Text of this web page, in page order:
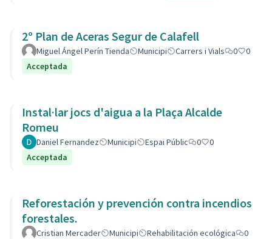
2º Plan de Aceras Segur de Calafell
Miguel Ángel Perín Tienda Municipi Carrers i Vials 0
0
Acceptada
Instal·lar jocs d'aigua a la Plaça Alcalde
Romeu
Daniel Fernandez Municipi Espai Públic 0
0
Acceptada
Reforestación y prevención contra incendios
forestales.
Cristian Mercader Municipi Rehabilitación ecológica
0